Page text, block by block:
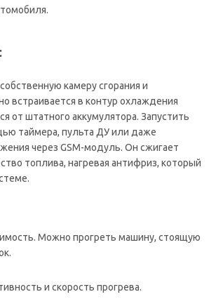
камеру сгорания и
встраивается в контур охлаждения
от штатного аккумулятора. Запустить
таймера, пульта ДУ или даже
через GSM-модуль. Он сжигает
топлива, нагревая антифриз, который
Можно прогреть машину, стоящую
и скорость прогрева.